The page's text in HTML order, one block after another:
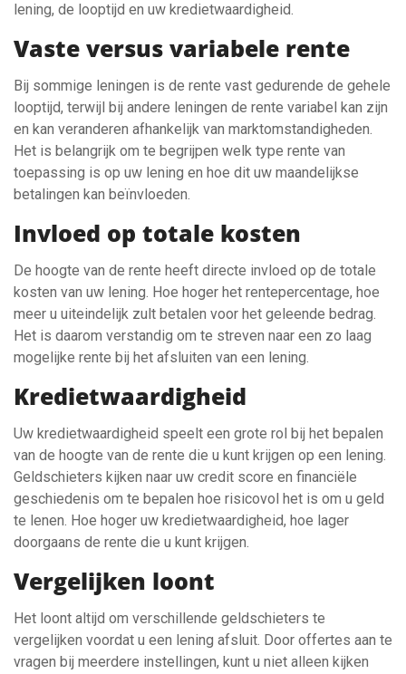
lening, de looptijd en uw kredietwaardigheid.
Vaste versus variabele rente
Bij sommige leningen is de rente vast gedurende de gehele
looptijd, terwijl bij andere leningen de rente variabel kan zijn
en kan veranderen afhankelijk van marktomstandigheden.
Het is belangrijk om te begrijpen welk type rente van
toepassing is op uw lening en hoe dit uw maandelijkse
betalingen kan beïnvloeden.
Invloed op totale kosten
De hoogte van de rente heeft directe invloed op de totale
kosten van uw lening. Hoe hoger het rentepercentage, hoe
meer u uiteindelijk zult betalen voor het geleende bedrag.
Het is daarom verstandig om te streven naar een zo laag
mogelijke rente bij het afsluiten van een lening.
Kredietwaardigheid
Uw kredietwaardigheid speelt een grote rol bij het bepalen
van de hoogte van de rente die u kunt krijgen op een lening.
Geldschieters kijken naar uw credit score en financiële
geschiedenis om te bepalen hoe risicovol het is om u geld
te lenen. Hoe hoger uw kredietwaardigheid, hoe lager
doorgaans de rente die u kunt krijgen.
Vergelijken loont
Het loont altijd om verschillende geldschieters te
vergelijken voordat u een lening afsluit. Door offertes aan te
vragen bij meerdere instellingen, kunt u niet alleen kijken